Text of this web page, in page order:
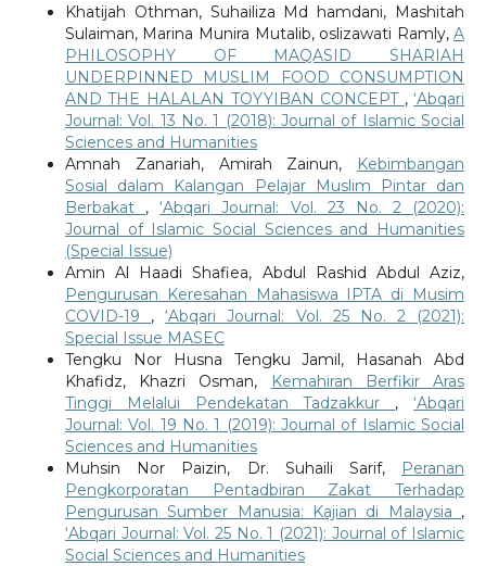
Khatijah Othman, Suhailiza Md hamdani, Mashitah
Sulaiman, Marina Munira Mutalib, oslizawati Ramly,A
PHILOSOPHY OF MAQASID SHARIAH
UNDERPINNED MUSLIM FOOD CONSUMPTION
AND THE HALALAN TOYYIBAN CONCEPT ,‘Abqari
Journal: Vol. 13 No. 1 (2018): Journal of Islamic Social
Sciences and Humanities
Amnah Zanariah, Amirah Zainun,
Kebimbangan
Sosial dalam Kalangan Pelajar Muslim Pintar dan
Berbakat ,‘Abqari Journal: Vol. 23 No. 2 (2020):
Journal of Islamic Social Sciences and Humanities
(Special Issue)
Amin Al Haadi Shafiea, Abdul Rashid Abdul Aziz,
Pengurusan Keresahan Mahasiswa IPTA di Musim
COVID-19 ,‘Abqari Journal: Vol. 25 No. 2 (2021):
Special Issue MASEC
Tengku Nor Husna Tengku Jamil, Hasanah Abd
Khafidz, Khazri Osman,
Kemahiran Berfikir Aras
Tinggi Melalui Pendekatan Tadzakkur ,‘Abqari
Journal: Vol. 19 No. 1 (2019): Journal of Islamic Social
Sciences and Humanities
Muhsin Nor Paizin, Dr. Suhaili Sarif,
Peranan
Pengkorporatan Pentadbiran Zakat Terhadap
Pengurusan Sumber Manusia: Kajian di Malaysia ,
‘Abqari Journal: Vol. 25 No. 1 (2021): Journal of Islamic
Social Sciences and Humanities